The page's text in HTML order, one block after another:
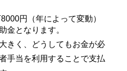
円（年によって変動）
金となります。
きく、どうしてもお金が必
手当を利用することで支払